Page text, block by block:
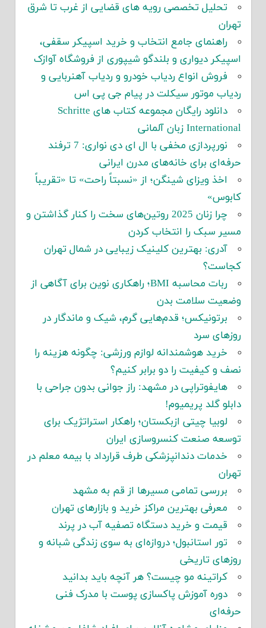
تحلیل تخصصی رویه های قضایی از غرب تا شرق
تهران
راهنمای جامع انتخاب و خرید اسپیکر سقفی،
اسپیکر دیواری و بلندگو شیپوری از فروشگاه آوازک
فروش انواع ردیاب خودرو و ردیاب آهنربایی و
ردیاب موتور سیکلت در پیام جی پی اس
دانلود رایگان مجموعه کتاب های Schritte
International زبان آلمانی
نورپردازی مخفی با ال ای دی نواری: 7 ترفند
حرفه‌ای برای خانه‌های مدرن ایرانی
اخذ ویزای شینگن؛ از «نسبتاً راحت» تا «تقریباً
کابوس»
چرا زنان 2025 روتین‌های سخت را کنار گذاشتن و
مسیر سبک را انتخاب کردن
آدری: بهترین کلینیک زیبایی در شمال تهران
کجاست؟
ربات محاسبه BMI؛ راهکاری نوین برای آگاهی از
وضعیت سلامت بدن
برتونیکس؛ قدم‌هایی گرم، شیک و ماندگار در
روزهای سرد
خرید هوشمندانه لوازم ورزشی: چگونه هزینه را
نصف و کیفیت را دو برابر کنیم؟
هایفوتراپی در مشهد: راز جوانی بدون جراحی با
دابلو گلد پریمیوم!
لوبیا چیتی ازبکستان؛ راهکار استراتژیک برای
توسعه صنعت کنسروسازی ایران
خدمات دندانپزشکی طرف قرارداد با بیمه معلم در
تهران
بررسی تمامی مسیرها از قم به مشهد
معرفی بهترین مراکز خرید و بازارهای تهران
قیمت و خرید دستگاه تصفیه آب در پرند
تور استانبول؛ دروازه‌ای به سوی زندگی شبانه و
روزهای تاریخی
کراتینه مو چیست؟ هر آنچه باید بدانید
دوره آموزش پاکسازی پوست با مدرک فنی
حرفه‌ای